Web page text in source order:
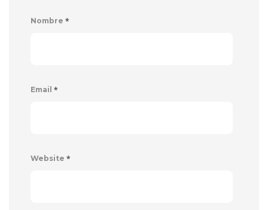
Nombre *
Email *
Website *